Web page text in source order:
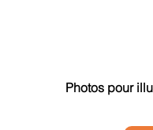
Photos pour